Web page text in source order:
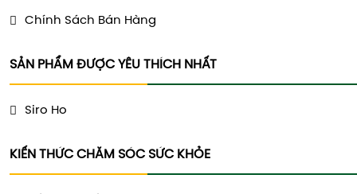
Chính Sách Bán Hàng
SẢN PHẨM ĐƯỢC YÊU THÍCH NHẤT
Siro Ho
KIẾN THỨC CHĂM SÓC SỨC KHỎE